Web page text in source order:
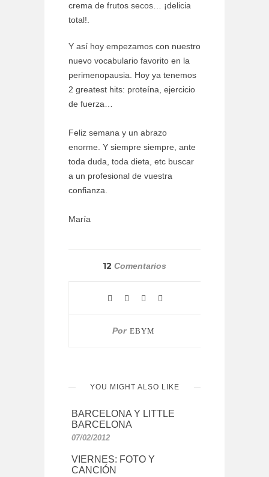
crema de frutos secos… ¡delicia
total!.
Y así hoy empezamos con nuestro
nuevo vocabulario favorito en la
perimenopausia. Hoy ya tenemos
2 greatest hits: proteína, ejercicio
de fuerza…
Feliz semana y un abrazo
enorme. Y siempre siempre, ante
toda duda, toda dieta, etc buscar
a un profesional de vuestra
confianza.
María
12 Comentarios
Por EBYM
YOU MIGHT ALSO LIKE
BARCELONA Y LITTLE
BARCELONA
07/02/2012
VIERNES: FOTO Y
CANCIÓN